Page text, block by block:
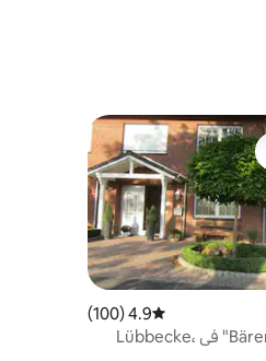
متوسط التقييم 4.9 من 5، 100 مراجعات
4.9 (100)
أهلًا بك في "Bärenhöhle" في Lübbecke،